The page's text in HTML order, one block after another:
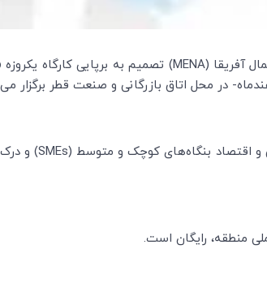
آفریقا (MENA) تصمیم به برپایی کارگاه
در محل اتاق بازرگانی و صنعت قطر برگزار
و اقتصاد بنگاه‌های کوچک و متوسط (SMEs) و درک
منطقه، رایگان است.